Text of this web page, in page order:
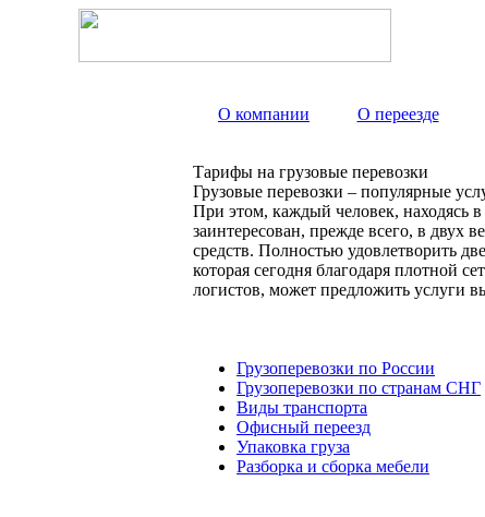
О компании О переезде
Тарифы на грузовые перевозки
Грузовые перевозки – популярные
При этом, каждый человек, находясь
заинтересован, прежде всего, в двух
средств. Полностью удовлетворить
которая сегодня благодаря плотной
логистов, может предложить услуги
Грузоперевозки по России
Грузоперевозки по странам СНГ
Виды транспорта
Офисный переезд
Упаковка груза
Разборка и сборка мебели